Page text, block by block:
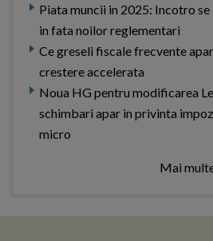
Piata muncii in 2025: Incotro
in fata noilor reglementari
Ce greseli fiscale frecvente
crestere accelerata
Noua HG pentru modificarea
schimbari apar in privinta
micro
Mai